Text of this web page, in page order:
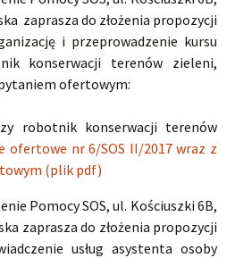
zaprasza do złożenia propozycji
i przeprowadzenie kursu
konserwacji terenów zieleni,
ofertowym:
robotnik konserwacji terenów
ofertowe nr 6/SOS II/2017 wraz z
(plik pdf)
Pomocy SOS, ul. Kościuszki 6B,
zaprasza do złożenia propozycji
usług asystenta osoby